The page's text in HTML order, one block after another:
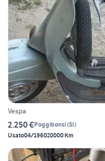
Vespa
2.250 €Poggibonsi(SI)
Usato04/196020000 Km